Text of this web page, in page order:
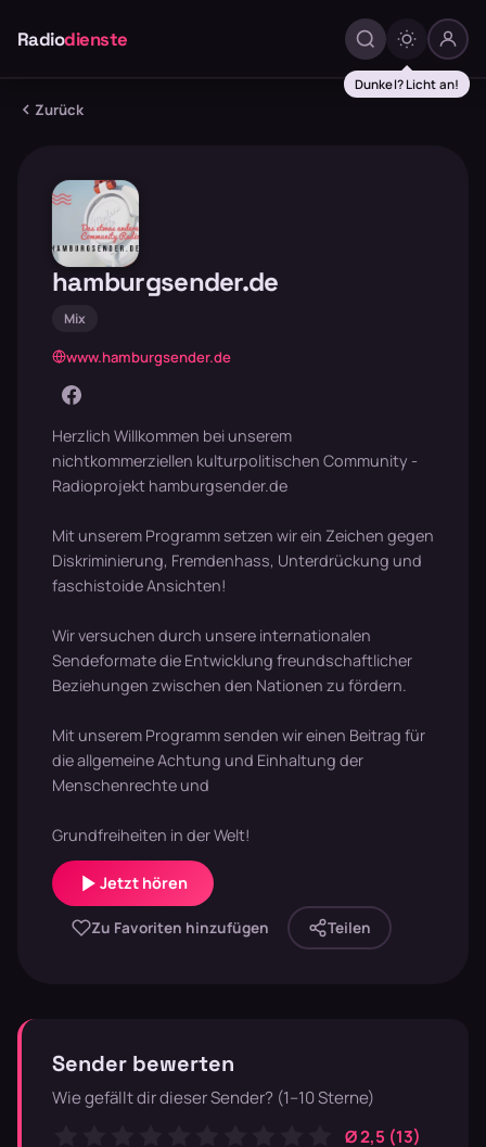
Radiodienste
Dunkel? Licht an!
Zurück
hamburgsender.de
Mix
www.hamburgsender.de
Herzlich Willkommen bei unserem
nichtkommerziellen kulturpolitischen Community -
Radioprojekt hamburgsender.de
Mit unserem Programm setzen wir ein Zeichen gegen
Diskriminierung, Fremdenhass, Unterdrückung und
faschistoide Ansichten!
Wir versuchen durch unsere internationalen
Sendeformate die Entwicklung freundschaftlicher
Beziehungen zwischen den Nationen zu fördern.
Mit unserem Programm senden wir einen Beitrag für
die allgemeine Achtung und Einhaltung der
Menschenrechte und
Grundfreiheiten in der Welt!
Jetzt hören
Zu Favoriten hinzufügen Teilen
Sender bewerten
Wie gefällt dir dieser Sender? (1–10 Sterne)
Ø 2,5 (13)